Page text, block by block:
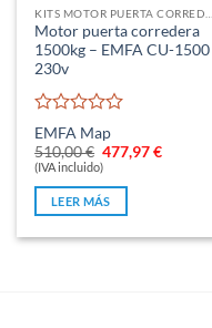
Motor puerta corredera
1500kg – EMFA CU-1500
230v
Valorado
con
0
EMFA Map
510,00€ El
precio
era:
510,00 €.
477,97€El
(IVA incluido)
LEER MÁS